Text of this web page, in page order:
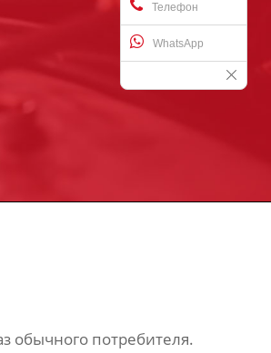
Телефон
WhatsApp
обычного потребителя.